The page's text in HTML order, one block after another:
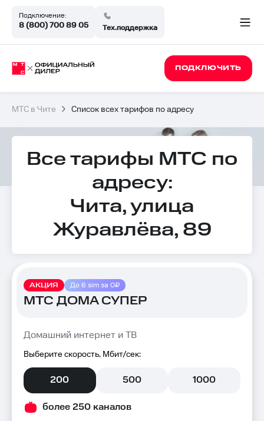
Подключение:
8 (800) 700 89 05 Тех.поддержка
ПОДКЛЮЧИТЬ
МТС в Чите Список всех тарифов по адресу
Все тарифы МТС по
адресу:
Чита, улица
Журавлёва, 89
АКЦИЯ До 6 sim за 0₽
МТС ДОМА СУПЕР
Домашний интернет и ТВ
Выберите скорость, Мбит/сек:
200 500 1000
более 250 каналов